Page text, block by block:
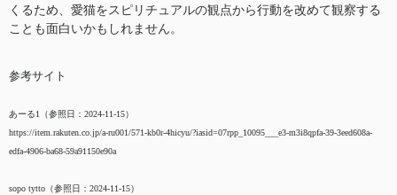
くるため、愛猫をスピリチュアルの観点から行動を改めて観察する
ことも面白いかもしれません。
参考サイト
あーる1（参照日：2024-11-15）
https://item.rakuten.co.jp/a-ru001/571-kb0r-4hicyu/?iasid=07rpp_10095___e3-m3i8qpfa-39-3eed608a-
edfa-4906-ba68-59a91150e90a
sopo tytto（参照日：2024-11-15）